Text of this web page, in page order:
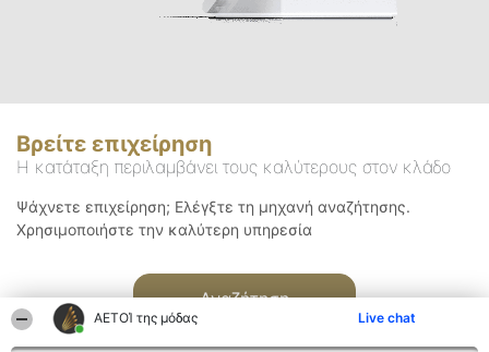
ΑΕΤΟΊ της μόδας Live chat
Βρείτε επιχείρηση
Η κατάταξη περιλαμβάνει τους καλύτερους στον κλάδο
Ψάχνετε επιχείρηση; Ελέγξτε τη μηχανή αναζήτησης.
Χρησιμοποιήστε την καλύτερη υπηρεσία
Αναζήτηση